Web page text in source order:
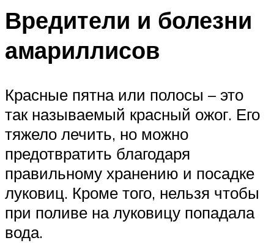
Вредители и болезни
амариллисов
Красные пятна или полосы – это
так называемый красный ожог. Его
тяжело лечить, но можно
предотвратить благодаря
правильному хранению и посадке
луковиц. Кроме того, нельзя чтобы
при поливе на луковицу попадала
вода.